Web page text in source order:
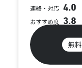
連絡・対応
おすすめ度
4.0
3.8
無料